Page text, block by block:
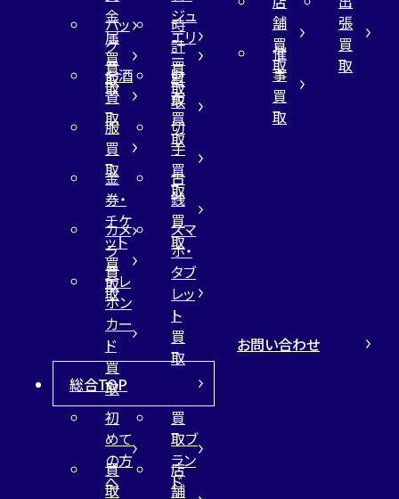
金
属
買
取
ジュ
エリ
ー
買
取
バッ
グ
買
取
時
計
買
取
お酒
買
取
財
布
買
取
服
買
取
切
手
買
取
金
券・
チケ
ット
買
取
古
銭
買
取
カメ
ラ
買
取
スマ
ホ・
タブ
レッ
ト
買
取
テレ
ホン
カー
ド
買
取
舗
買
取
張
買
取
催
事
買
取
総合TOP
初
めて
の方
へ
買
取ブ
ラン
ド
買
取
店
舗
お問い合わせ